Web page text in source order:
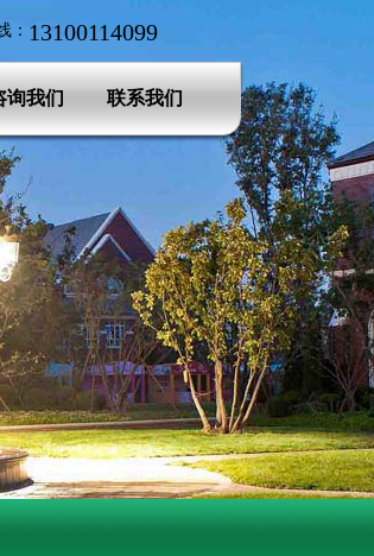
： 13100114099
询我们 联系我们
窗,产品做工细腻,强度高,畅销全国各地,欢迎各